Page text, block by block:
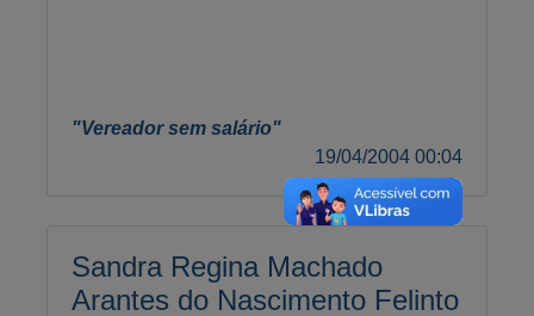
"Vereador sem salário"
19/04/2004 00:04
Sandra Regina Machado
Arantes do Nascimento Felinto